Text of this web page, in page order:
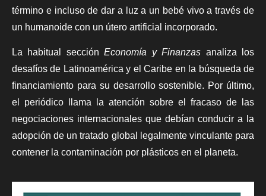
término e incluso de dar a luz a un bebé vivo a través de
un humanoide con un útero artificial incorporado.
La habitual secciónEconomía y Finanzas analiza los
desafíos de Latinoamérica y el Caribe en la búsqueda de
financiamiento para su desarrollo sostenible. Por último,
el periódico llama la atención sobre el fracaso de las
negociaciones internacionales que debían conducir a la
adopción de un tratado global legalmente vinculante para
contener la contaminación por plásticos en el planeta.